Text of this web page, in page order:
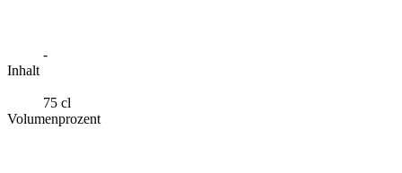
-
Inhalt
75 cl
Volumenprozent